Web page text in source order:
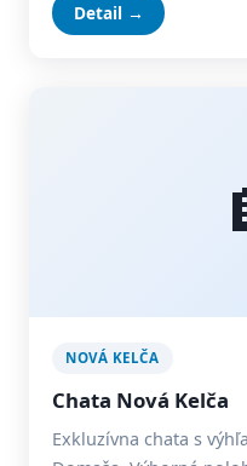
Detail →
NOVÁ KELČA
Chata Nová Kelča
Exkluzívna chata s